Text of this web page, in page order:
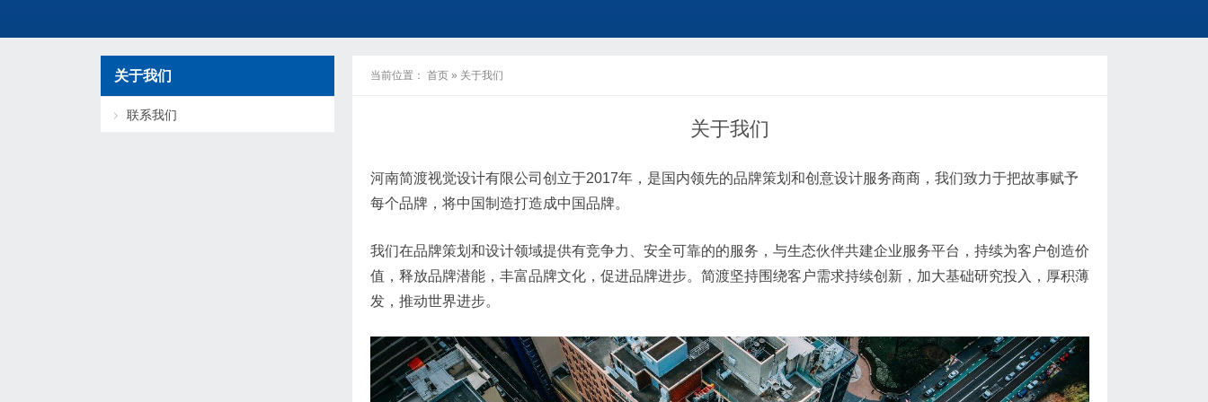
当前位置： 首页 » 关于我们
关于我们
河南简渡视觉设计有限公司创立于2017年，是国内领先的品牌策划和创意设计服务商商，我们致力于把故事赋予
每个品牌，将中国制造打造成中国品牌。
我们在品牌策划和设计领域提供有竞争力、安全可靠的的服务，与生态伙伴共建企业服务平台，持续为客户创造价
值，释放品牌潜能，丰富品牌文化，促进品牌进步。简渡坚持围绕客户需求持续创新，加大基础研究投入，厚积薄
发，推动世界进步。
关于我们
联系我们